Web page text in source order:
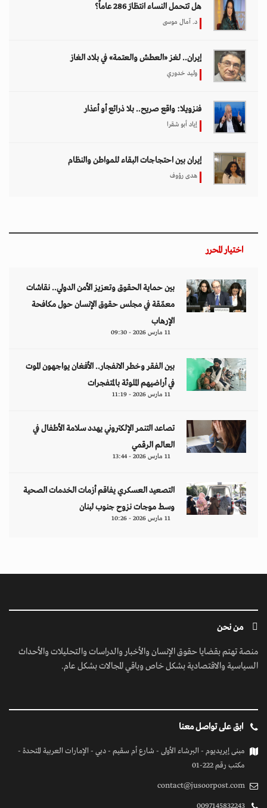
هل تتحمل النساء انتظارَ 286 عاماً؟
د. آمال موسى
إيران.. لغز «العطش والعتمة» في بلاد الغاز
وليد خدوري
فنزويلا: واقع صريح.. بلا ذرائع أو أعذار
إياد أبو شقرا
إيران بين احتجاجات البقاء للمواطن والنظام
هدى رؤوف
اختيار المحرر
بين حماية الحقوق وتعزيز الأمن الدولي.. نقاشات
معمّقة في مجلس حقوق الإنسان حول مكافحة
الإرهاب
11 مارس 2026 - 09:30
بين الفقر وخطر الانفجار.. الأفغان يواجهون الموت
في أراضيهم الملوثة بالمتفجرات
11 مارس 2026 - 11:19
تصاعد التنمر الإلكتروني يهدد سلامة الأطفال في
العالم الرقمي
11 مارس 2026 - 13:44
التصعيد العسكري يفاقم أزمات الخدمات الصحية
وسط موجات نزوح جنوب لبنان
11 مارس 2026 - 10:26
من نحن
منصة تهتم بقضايا حقوق الإنسان والأخبار والدراسات والتحليلات والأحداث
السياسية والاقتصادية بشكل خاص وباقي المجالات بشكل عام.
ابق على تواصل معنا
مبنى إيريديوم - البرشاء الأولى - شارع أم سقيم - دبي - الإمارات العربية المتحدة -
مكتب رقم 222-01
contact@jusoorpost.com
0097145832243